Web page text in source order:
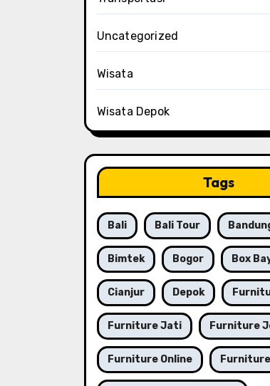
Uncategorized
Wisata
Wisata Depok
Tags
Bali Bali Tour
Bimtek Bogor Box
Cianjur Depok
Furniture Jati Furniture
Furniture Online